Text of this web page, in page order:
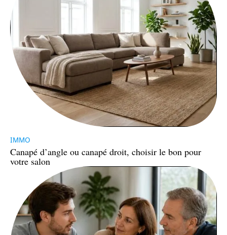
IMMO
Canapé d’angle ou canapé droit, choisir le bon pour
votre salon